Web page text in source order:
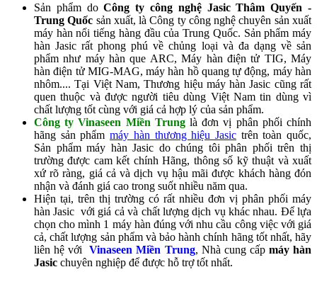
Sản phẩm doCông ty công nghệ Jasic Thâm Quyến -
Trung Quốc sản xuất, là Công ty công nghệ chuyên sản xuất
máy hàn nổi tiếng hàng đầu của Trung Quốc. Sản phẩm máy
hàn Jasic rất phong phú về chủng loại và đa dạng về sản
phẩm như máy hàn que ARC, Máy hàn điện tử TIG, Máy
hàn điện tử MIG-MAG, máy hàn hồ quang tự động, máy hàn
nhôm.... Tại Việt Nam, Thương hiệu máy hàn Jasic cũng rất
quen thuộc và được người tiêu dùng Việt Nam tin dùng vì
chất lượng tốt cùng với giá cả hợp lý của sản phẩm.
Công ty Vinaseen Miền Trunglà đơn vị phân phối chính
hãng sản phẩmmáy hàn thương hiệu Jasictrên toàn quốc,
Sản phẩm máy hàn Jasic do chúng tôi phân phối trên thị
trường được cam kết chính Hãng, thông số kỹ thuật và xuất
xứ rõ ràng, giá cả và dịch vụ hậu mãi được khách hàng đón
nhận và đánh giá cao trong suốt nhiều năm qua.
Hiện tại, trên thị trường có rất nhiều đơn vị phân phối máy
hàn Jasic với giá cả và chất lượng dịch vụ khác nhau. Để lựa
chọn cho mình 1 máy hàn đúng với nhu cầu công việc với giá
cả, chất lượng sản phẩm và bảo hành chính hãng tốt nhất, hãy
liên hệ với
Vinaseen Miền Trung, Nhà cung cấp máy hàn
Jasic chuyên nghiệp để được hỗ trợ tốt nhất.